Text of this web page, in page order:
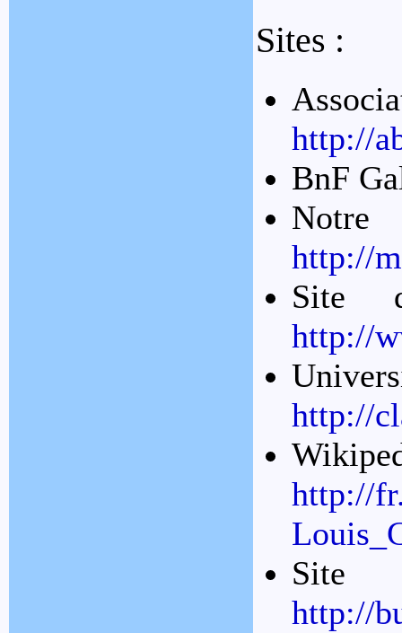
Sites :
http://
BnF
http://
Site
http://
http://
http://
Site
http://